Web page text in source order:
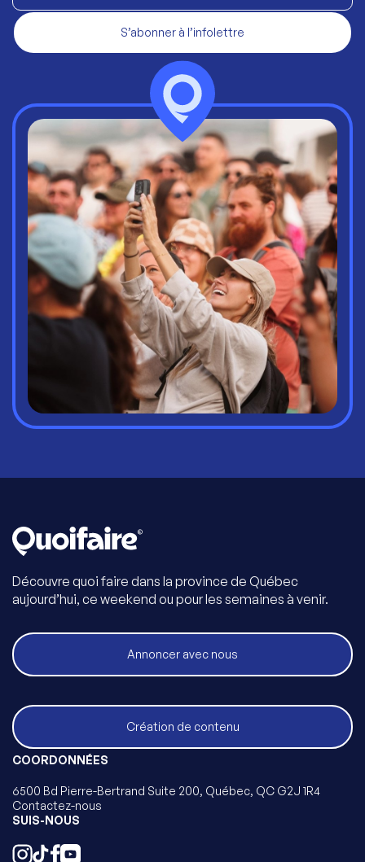
S’abonner à l’infolettre
Découvre quoi faire dans la province de Québec
aujourd’hui, ce weekend ou pour les semaines à venir.
Annoncer avec nous
Création de contenu
COORDONNÉES
6500 Bd Pierre-Bertrand Suite 200, Québec, QC G2J 1R4
Contactez-nous
SUIS-NOUS